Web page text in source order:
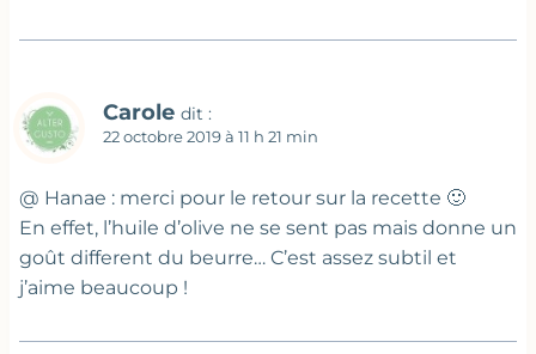
Carole dit :
22 octobre 2019 à 11 h 21 min
@ Hanae : merci pour le retour sur la recette 🙂
En effet, l’huile d’olive ne se sent pas mais donne un
goût different du beurre… C’est assez subtil et
j’aime beaucoup !